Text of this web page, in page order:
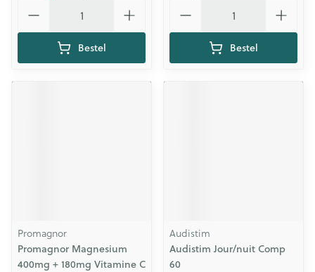
Bestel Bestel
Promagnor
Promagnor Magnesium
400mg + 180mg Vitamine C
Audistim
Audistim Jour/nuit Comp
60